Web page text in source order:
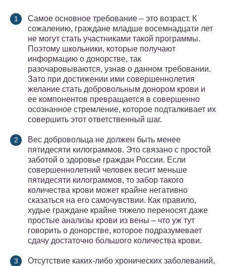
Самое основное требование – это возраст. К
сожалению, граждане младше восемнадцати лет
не могут стать участниками такой программы.
Поэтому школьники, которые получают
информацию о донорстве, так
разочаровываются, узнав о данном требовании.
Зато при достижении ими совершеннолетия
желание стать добровольным донором крови и
ее компонентов превращается в совершенно
осознанное стремление, которое подталкивает их
совершить этот ответственный шаг.
Вес добровольца не должен быть менее
пятидесяти килограммов. Это связано с простой
заботой о здоровье граждан России. Если
совершеннолетний человек весит меньше
пятидесяти килограммов, то забор такого
количества крови может крайне негативно
сказаться на его самочувствии. Как правило,
худые граждане крайне тяжело переносят даже
простые анализы крови из вены – что уж тут
говорить о донорстве, которое подразумевает
сдачу достаточно большого количества крови.
Отсутствие каких-либо хронических заболеваний,